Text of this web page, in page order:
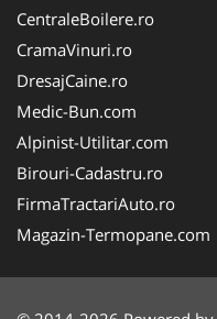
CentraleBoilere.ro
CramaVinuri.ro
DresajCaine.ro
Medic-Bun.com
Alpinist-Utilitar.com
Birouri-Cadastru.ro
FirmaTractariAuto.ro
Magazin-Termopane.com